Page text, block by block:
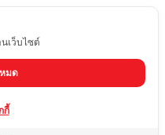
เว็บไซต์
มด
กี้